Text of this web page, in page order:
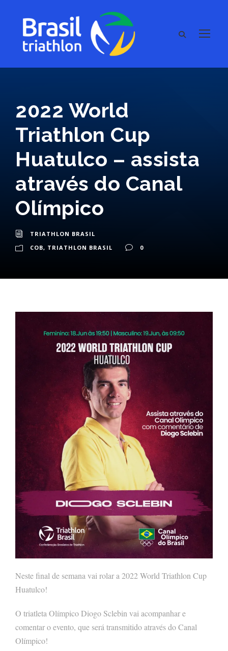
2022 World
Triathlon Cup
Huatulco – assista
através do Canal
Olímpico
TRIATHLON BRASIL
COB, TRIATHLON BRASIL 0
Neste final de semana vai rolar a 2022 World Triathlon Cup
Huatulco!
O triatleta Olímpico Diogo Sclebin vai acompanhar e
comentar o evento, que será transmitido através do Canal
Olímpico!